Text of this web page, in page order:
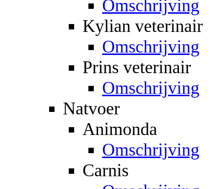
Omschrijving
Kylian veterinair
Omschrijving
Prins veterinair
Omschrijving
Natvoer
Animonda
Omschrijving
Carnis